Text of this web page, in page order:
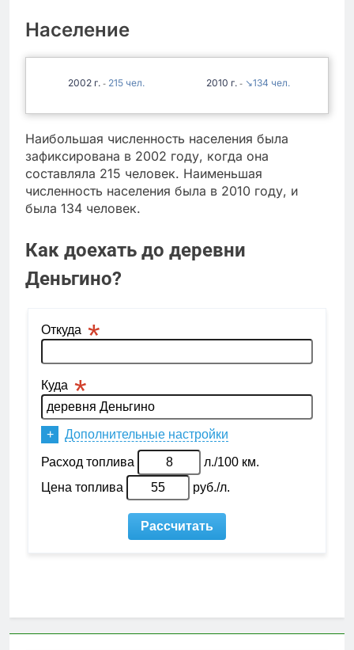
Население
2002 - 215 2010 - ↘134
Наибольшая численность населения была
зафиксирована в 2002 году, когда она
составляла 215 человек. Наименьшая
численность населения была в 2010 году, и
была 134 человек.
Как доехать до деревни
Деньгино?